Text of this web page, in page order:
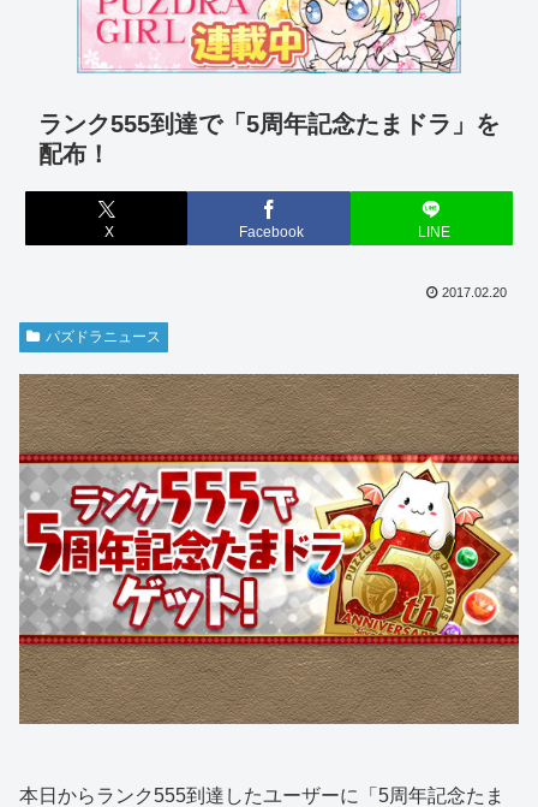
ランク555到達で「5周年記念たまドラ」を
配布！
X Facebook LINE
2017.02.20
パズドラニュース
本日からランク555到達したユーザーに「5周年記念たま